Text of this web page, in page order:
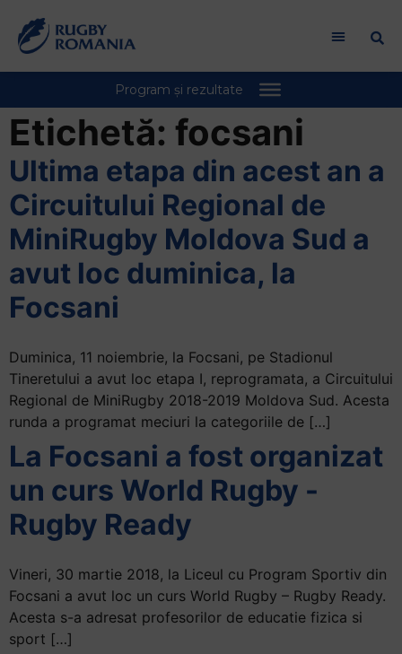
Etichetă: focsani
Ultima etapa din acest an a
Circuitului Regional de
MiniRugby Moldova Sud a
avut loc duminica, la
Focsani
Duminica, 11 noiembrie, la Focsani, pe Stadionul
Tineretului a avut loc etapa I, reprogramata, a Circuitului
Regional de MiniRugby 2018-2019 Moldova Sud. Acesta
runda a programat meciuri la categoriile de […]
La Focsani a fost organizat
un curs World Rugby -
Rugby Ready
Vineri, 30 martie 2018, la Liceul cu Program Sportiv din
Focsani a avut loc un curs World Rugby – Rugby Ready.
Acesta s-a adresat profesorilor de educatie fizica si
sport […]